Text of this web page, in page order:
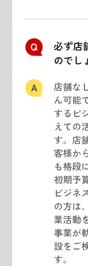
必ず店
のでし
店舗な
ん可能
するビ
えての
す。店
客様か
も格段
初期予
ビジネ
の方は
業活動
事業が
設をご
す。